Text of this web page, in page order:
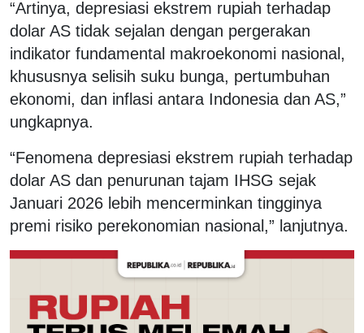
“Artinya, depresiasi ekstrem rupiah terhadap
dolar AS tidak sejalan dengan pergerakan
indikator fundamental makroekonomi nasional,
khususnya selisih suku bunga, pertumbuhan
ekonomi, dan inflasi antara Indonesia dan AS,”
ungkapnya.
“Fenomena depresiasi ekstrem rupiah terhadap
dolar AS dan penurunan tajam IHSG sejak
Januari 2026 lebih mencerminkan tingginya
premi risiko perekonomian nasional,” lanjutnya.